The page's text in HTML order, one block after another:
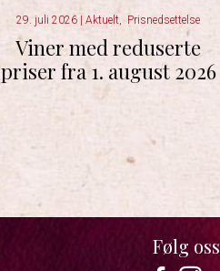
29. juli 2026 | Aktuelt Prisnedsettelse
Viner med reduserte
priser fra 1. august 2026
Følg oss